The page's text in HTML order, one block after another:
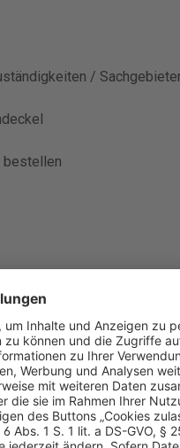
/
bestellen